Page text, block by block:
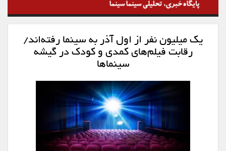
یک میلیون نفر از اول آذر به سینما رفته‌اند/
رقابت فیلم‌های کمدی و کودک در گیشه
سینماها